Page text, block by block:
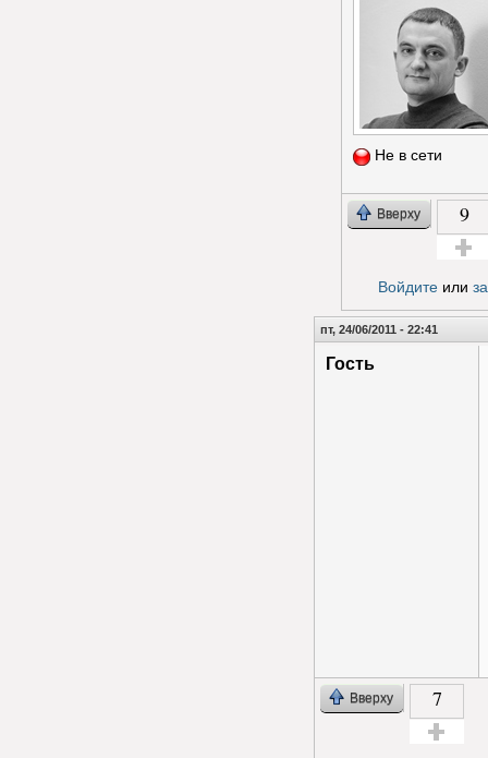
Не в сети
Вверху 9
Войдитеили
пт, 24/06/2011 - 22:41
Гость
Вверху 7